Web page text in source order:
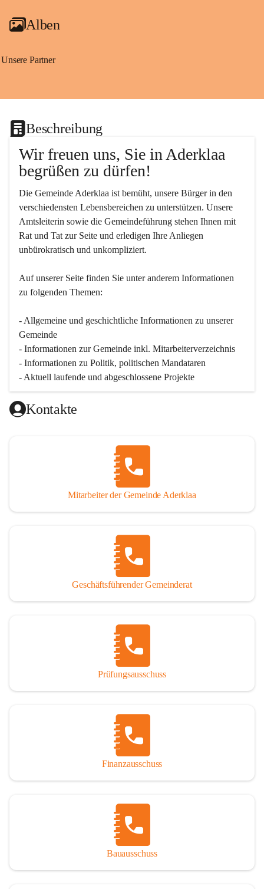
Alben
Unsere Partner
Beschreibung
Wir freuen uns, Sie in Aderklaa
begrüßen zu dürfen!
Die Gemeinde Aderklaa ist bemüht, unsere Bürger in den
verschiedensten Lebensbereichen zu unterstützen. Unsere
Amtsleiterin sowie die Gemeindeführung stehen Ihnen mit
Rat und Tat zur Seite und erledigen Ihre Anliegen
unbürokratisch und unkompliziert.
Auf unserer Seite finden Sie un­ter an­de­rem Informationen
zu folgenden Themen:
- Allgemeine und geschichtliche Informationen zu unserer
Gemeinde
- Informationen zur Gemeinde inkl. Mitarbeiterverzeichnis
- Informationen zu Politik, politischen Mandataren
- Aktuell laufende und abgeschlossene Projekte
Kontakte
Mitarbeiter der Gemeinde Aderklaa
Geschäftsführender Gemeinderat
Prüfungsausschuss
Finanzausschuss
Bauausschuss